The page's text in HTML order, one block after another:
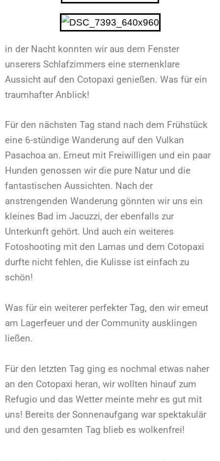
in der Nacht konnten wir aus dem Fenster
unserers Schlafzimmers eine sternenklare
Aussicht auf den Cotopaxi genießen. Was für ein
traumhafter Anblick!
Für den nächsten Tag stand nach dem Frühstück
eine 6-stündige Wanderung auf den Vulkan
Pasachoa an. Erneut mit Freiwilligen und ein paar
Hunden genossen wir die pure Natur und die
fantastischen Aussichten. Nach der
anstrengenden Wanderung gönnten wir uns ein
kleines Bad im Jacuzzi, der ebenfalls zur
Unterkunft gehört. Und auch ein weiteres
Fotoshooting mit den Lamas und dem Cotopaxi
durfte nicht fehlen, die Kulisse ist einfach zu
schön!
Was für ein weiterer perfekter Tag, den wir erneut
am Lagerfeuer und der Community ausklingen
ließen.
Für den letzten Tag ging es nochmal etwas naher
an den Cotopaxi heran, wir wollten hinauf zum
Refugio und das Wetter meinte mehr es gut mit
uns! Bereits der Sonnenaufgang war spektakulär
und den gesamten Tag blieb es wolkenfrei!